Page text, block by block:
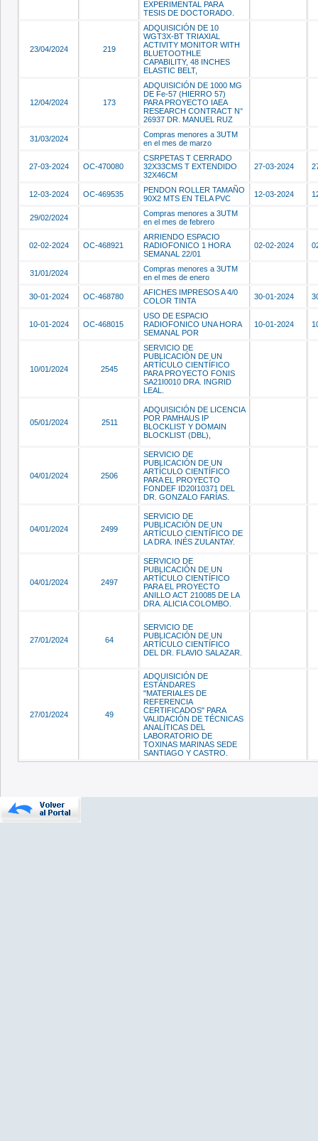
EXPERIMENTAL PARA
TESIS DE DOCTORADO.
23/04/2024 219
ADQUISICIÓN DE 10
WGT3X-BT TRIAXIAL
ACTIVITY MONITOR WITH
BLUETOOTHLE
CAPABILITY, 48 INCHES
ELASTIC BELT,
12/04/2024 173
ADQUISICIÓN DE 1000 MG
DE Fe-57 (HIERRO 57)
PARA PROYECTO IAEA
RESEARCH CONTRACT N°
26937 DR. MANUEL RUZ
31/03/2024
Compras menores a 3UTM
en el mes de marzo
27-03-2024 OC-470080
CSRPETAS T CERRADO
32X33CMS T EXTENDIDO
32X46CM
27-03-2024
12-03-2024 OC-469535
PENDON ROLLER TAMAÑO
90X2 MTS EN TELA PVC
12-03-2024
29/02/2024
Compras menores a 3UTM
en el mes de febrero
02-02-2024 OC-468921
ARRIENDO ESPACIO
RADIOFONICO 1 HORA
SEMANAL 22/01
02-02-2024
31/01/2024
Compras menores a 3UTM
en el mes de enero
30-01-2024 OC-468780
AFICHES IMPRESOS A 4/0
COLOR TINTA
30-01-2024
10-01-2024 OC-468015
USO DE ESPACIO
RADIOFONICO UNA HORA
SEMANAL POR
10-01-2024
10/01/2024 2545
SERVICIO DE
PUBLICACIÓN DE UN
ARTÍCULO CIENTÍFICO
PARA PROYECTO FONIS
SA21I0010 DRA. INGRID
LEAL.
05/01/2024 2511
ADQUISICIÓN DE LICENCIA
POR PAMHAUS IP
BLOCKLIST Y DOMAIN
BLOCKLIST (DBL),
04/01/2024 2506
SERVICIO DE
PUBLICACIÓN DE UN
ARTÍCULO CIENTÍFICO
PARA EL PROYECTO
FONDEF ID20I10371 DEL
DR. GONZALO FARÍAS.
04/01/2024 2499
SERVICIO DE
PUBLICACIÓN DE UN
ARTÍCULO CIENTÍFICO DE
LA DRA. INÉS ZULANTAY.
04/01/2024 2497
SERVICIO DE
PUBLICACIÓN DE UN
ARTÍCULO CIENTÍFICO
PARA EL PROYECTO
ANILLO ACT 210085 DE LA
DRA. ALICIA COLOMBO.
27/01/2024 64
SERVICIO DE
PUBLICACIÓN DE UN
ARTÍCULO CIENTÍFICO
DEL DR. FLAVIO SALAZAR.
27/01/2024 49
ADQUISICIÓN DE
ESTÁNDARES
"MATERIALES DE
REFERENCIA
CERTIFICADOS" PARA
VALIDACIÓN DE TÉCNICAS
ANALÍTICAS DEL
LABORATORIO DE
TOXINAS MARINAS SEDE
SANTIAGO Y CASTRO.